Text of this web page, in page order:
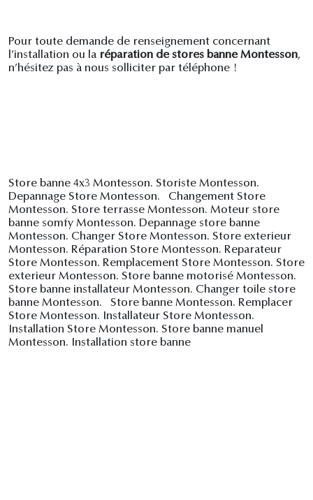
Pour toute demande de renseignement concernant
l’installation ou la réparation de stores banne Montesson,
n’hésitez pas à nous solliciter par téléphone !
Store banne 4x3 Montesson. Storiste Montesson.
Depannage Store Montesson. Changement Store
Montesson. Store terrasse Montesson. Moteur store
banne somfy Montesson. Depannage store banne
Montesson. Changer Store Montesson. Store exterieur
Montesson. Réparation Store Montesson. Reparateur
Store Montesson. Remplacement Store Montesson. Store
exterieur Montesson. Store banne motorisé Montesson.
Store banne installateur Montesson. Changer toile store
banne Montesson. Store banne Montesson. Remplacer
Store Montesson. Installateur Store Montesson.
Installation Store Montesson. Store banne manuel
Montesson. Installation store banne